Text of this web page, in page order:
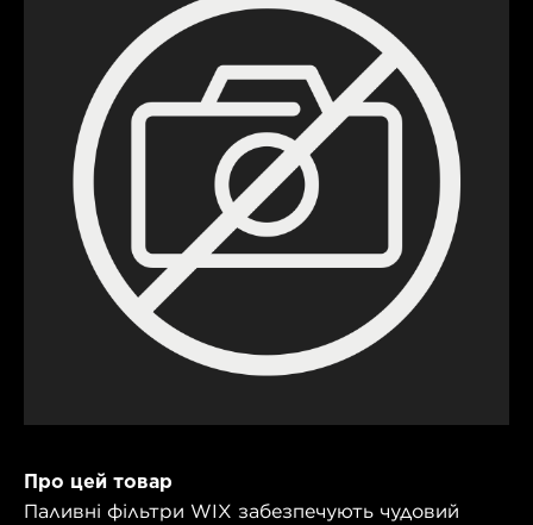
Про цей товар
Паливні фільтри WIX забезпечують чудовий